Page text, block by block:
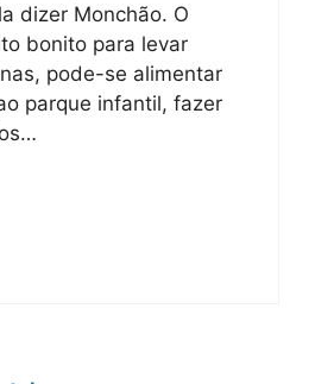
dizer Monchão. O
bonito para levar
pode-se alimentar
parque infantil, fazer